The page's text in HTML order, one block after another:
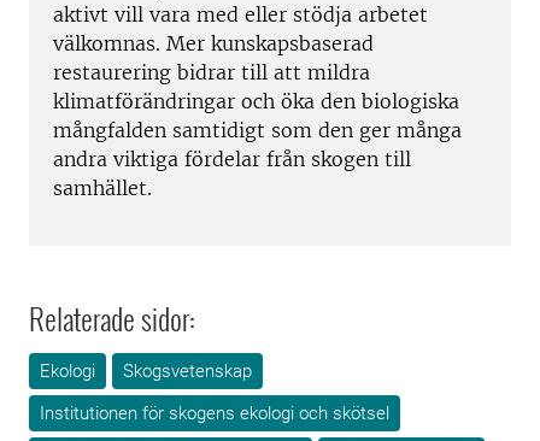
aktivt vill vara med eller stödja arbetet
välkomnas. Mer kunskapsbaserad
restaurering bidrar till att mildra
klimatförändringar och öka den biologiska
mångfalden samtidigt som den ger många
andra viktiga fördelar från skogen till
samhället.
Relaterade sidor:
Ekologi
Skogsvetenskap
Institutionen för skogens ekologi och skötsel